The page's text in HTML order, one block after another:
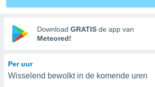
op basis
Download GRATIS de app van
Meteored!
Per uur
Wisselend bewolkt in de komende uren